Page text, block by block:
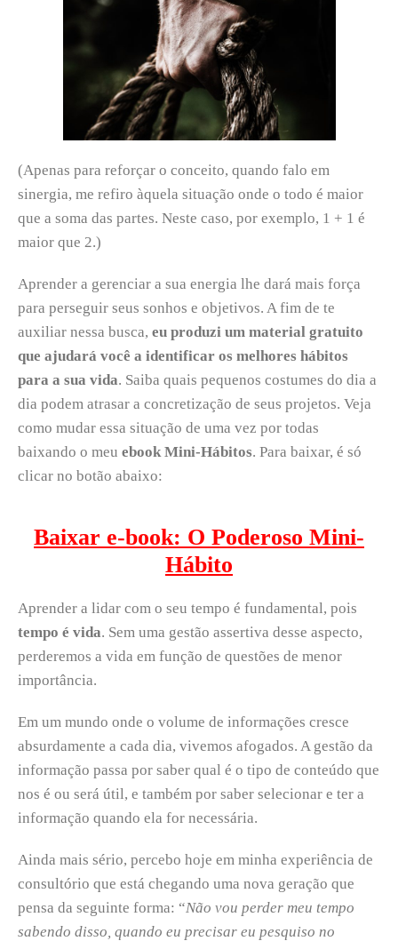
(Apenas para reforçar o conceito, quando falo em
sinergia, me refiro àquela situação onde o todo é maior
que a soma das partes. Neste caso, por exemplo, 1 + 1 é
maior que 2.)
Aprender a gerenciar a sua energia lhe dará mais força
para perseguir seus sonhos e objetivos. A fim de te
auxiliar nessa busca, eu produzi um material gratuito
que ajudará você a identificar os melhores hábitos
para a sua vida. Saiba quais pequenos costumes do dia a
dia podem atrasar a concretização de seus projetos. Veja
como mudar essa situação de uma vez por todas
baixando o meu ebook Mini-Hábitos. Para baixar, é só
clicar no botão abaixo:
Baixar e-book: O Poderoso Mini-
Hábito
Aprender a lidar com o seu tempo é fundamental, pois
tempo é vida. Sem uma gestão assertiva desse aspecto,
perderemos a vida em função de questões de menor
importância.
Em um mundo onde o volume de informações cresce
absurdamente a cada dia, vivemos afogados. A gestão da
informação passa por saber qual é o tipo de conteúdo que
nos é ou será útil, e também por saber selecionar e ter a
informação quando ela for necessária.
Ainda mais sério, percebo hoje em minha experiência de
consultório que está chegando uma nova geração que
pensa da seguinte forma: “Não vou perder meu tempo
sabendo disso, quando eu precisar eu pesquiso no